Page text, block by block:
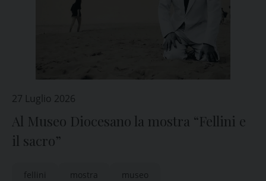
27 Luglio 2026
Al Museo Diocesano la mostra “Fellini e
il sacro”
fellini mostra museo